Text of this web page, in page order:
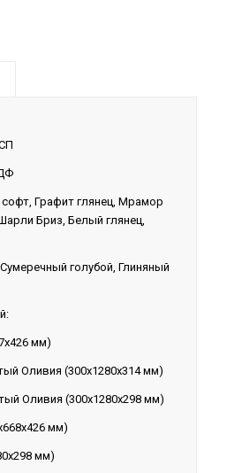
Графит глянец, Мрамор
Бриз, Белый глянец,
голубой, Глиняный
мм)
Оливия (300х1280х314 мм)
Оливия (300х1280х298 мм)
мм)
мм)